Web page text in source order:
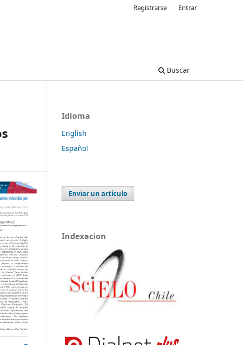
Buscar
Registrarse Entrar
Idioma
English
Español
Enviar un artículo
Indexacion